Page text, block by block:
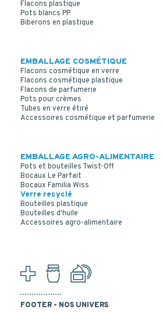
Flacons plastique
Pots blancs PP
Biberons en plastique
EMBALLAGE COSMÉTIQUE
Flacons cosmétique en verre
Flacons cosmétique plastique
Flacons de parfumerie
Pots pour crèmes
Tubes en verre étiré
Accessoires cosmétique et parfumerie
EMBALLAGE AGRO-ALIMENTAIRE
Pots et bouteilles Twist-Off
Bocaux Le Parfait
Bocaux Familia Wiss
Verre recyclé
Bouteilles plastique
Bouteilles d'huile
Accessoires agro-alimentaire
FOOTER - NOS UNIVERS